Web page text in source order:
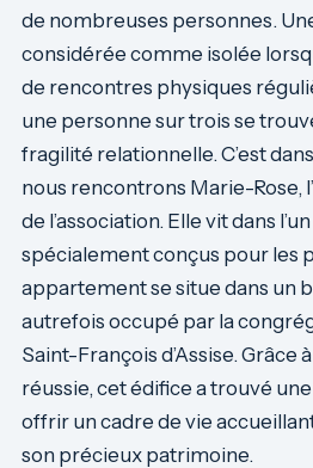
de nombreuses personnes.
considérée comme isolée
de rencontres physiques
une personne sur trois se
fragilité relationnelle. C’est
nous rencontrons Marie-Rose,
de l’association. Elle vit dans
spécialement conçus pour les
appartement se situe dans un
autrefois occupé par la
Saint-François d’Assise. Grâce
réussie, cet édifice a trouvé
offrir un cadre de vie
son précieux patrimoine.